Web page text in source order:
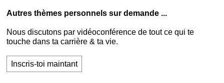
Autres thèmes personnels sur demande ...
Nous discutons par vidéoconférence de tout ce qui te
touche dans ta carrière & ta vie.
Inscris-toi maintant